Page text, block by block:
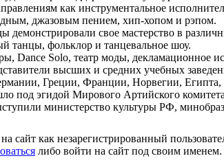
как инструментальное
джазовым пением, хип-хопом и рэпом.
демонстрировали свое мастерство в
танцы, фольклор и танцевальное шоу.
Dance Solo, театр моды, декламационное
высших и средних учебных
Греции, Франции, Норвегии, Египта,
под эгидой Мирового Артийского
министерство культуры РФ,
сайт как незарегистрированный
либо войти на сайт под своим именем.